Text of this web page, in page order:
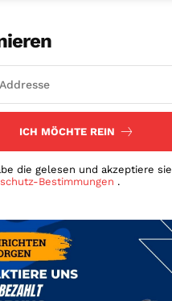
ICH MÖCHTE REIN
die gelesen und akzeptiere sie
Bestimmungen .